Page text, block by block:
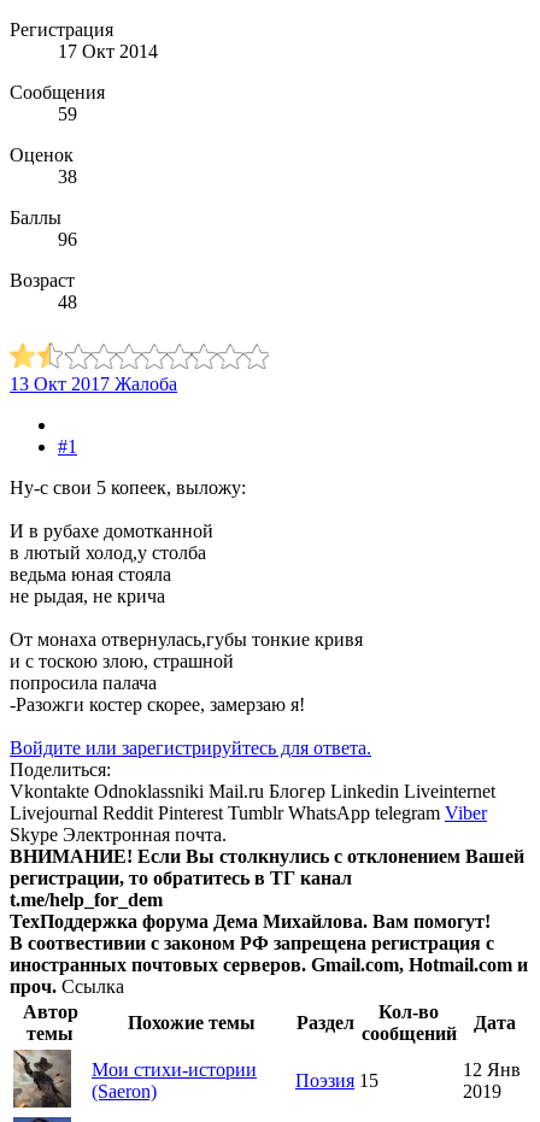
Регистрация
17 Окт 2014
Сообщения
59
Оценок
38
Баллы
96
Возраст
48
13 Окт 2017 Жалоба
#1
Ну-с свои 5 копеек, выложу:
И в рубахе домотканной
в лютый холод,у столба
ведьма юная стояла
не рыдая, не крича
От монаха отвернулась,губы тонкие кривя
и с тоскою злою, страшной
попросила палача
-Разожги костер скорее, замерзаю я!
Войдите или зарегистрируйтесь для ответа.
Поделиться:
Vkontakte Odnoklassniki Mail.ru Блогер Linkedin Liveinternet
Livejournal Reddit Pinterest Tumblr WhatsApp telegram Viber
Skype Электронная почта.
ВНИМАНИЕ! Ecли Вы столкнулись с отклонением Вашей
регистрации, то обратитесь в ТГ канал
t.me/help_for_dem
ТехПоддержка форума Дема Михайлова. Вам помогут!
В соотвестивии с законом РФ запрещена регистрация с
иностранных почтовых серверов. Gmail.com, Hotmail.com и
проч. Ссылка
Автор
темы
Похожие темы Раздел
Кол-во
сообщений
Дата
Мои стихи-истории
(Saeron)
Поэзия 15
12 Янв
2019